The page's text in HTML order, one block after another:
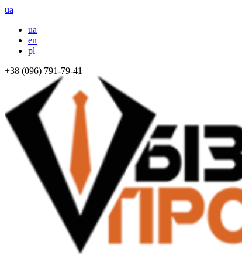
ua
ua
en
pl
+38 (096) 791-79-41